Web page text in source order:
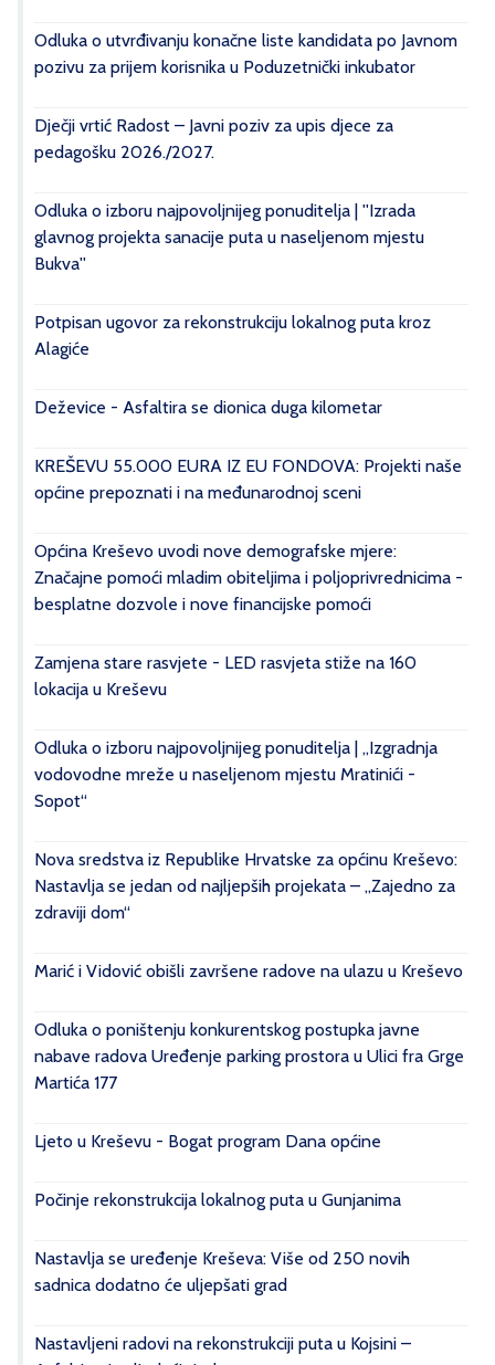
Odluka o utvrđivanju konačne liste kandidata po Javnom
pozivu za prijem korisnika u Poduzetnički inkubator
Dječji vrtić Radost – Javni poziv za upis djece za
pedagošku 2026./2027.
Odluka o izboru najpovoljnijeg ponuditelja | ''Izrada
glavnog projekta sanacije puta u naseljenom mjestu
Bukva''
Potpisan ugovor za rekonstrukciju lokalnog puta kroz
Alagiće
Deževice - Asfaltira se dionica duga kilometar
KREŠEVU 55.000 EURA IZ EU FONDOVA: Projekti naše
općine prepoznati i na međunarodnoj sceni
Općina Kreševo uvodi nove demografske mjere:
Značajne pomoći mladim obiteljima i poljoprivrednicima -
besplatne dozvole i nove financijske pomoći
Zamjena stare rasvjete - LED rasvjeta stiže na 160
lokacija u Kreševu
Odluka o izboru najpovoljnijeg ponuditelja | „Izgradnja
vodovodne mreže u naseljenom mjestu Mratinići -
Sopot“
Nova sredstva iz Republike Hrvatske za općinu Kreševo:
Nastavlja se jedan od najljepših projekata – „Zajedno za
zdraviji dom“
Marić i Vidović obišli završene radove na ulazu u Kreševo
Odluka o poništenju konkurentskog postupka javne
nabave radova Uređenje parking prostora u Ulici fra Grge
Martića 177
Ljeto u Kreševu - Bogat program Dana općine
Počinje rekonstrukcija lokalnog puta u Gunjanima
Nastavlja se uređenje Kreševa: Više od 250 novih
sadnica dodatno će uljepšati grad
Nastavljeni radovi na rekonstrukciji puta u Kojsini –